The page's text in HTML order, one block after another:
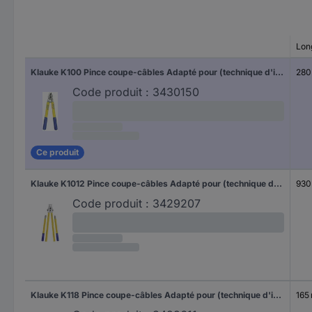
Klauke K100 Pince coupe-câbles Adapté pour (technique d'isolation) câbles en alu et en cuivre, à 1 ou plusieurs fils 14 mm
Code produit : 3430150
Ce produit
Klauke K1012 Pince coupe-câbles Adapté pour (technique d'isolation) câbles en alu et en cuivre, à 1 ou plusieurs fils 38 mm
Code produit : 3429207
Klauke K118 Pince coupe-câbles Adapté pour (technique d'isolation) câbles en alu et en cuivre, à 1 ou plusieurs fils 12 mm 165